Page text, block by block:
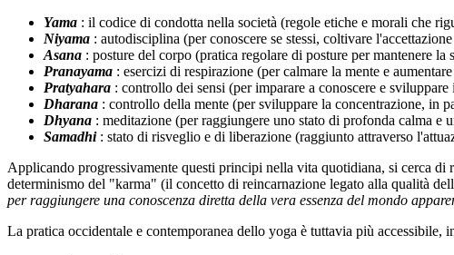
Yama : il codice di condotta nella società (regole etiche e morali che
Niyama : autodisciplina (per conoscere se stessi, coltivare
Asana : posture del corpo (pratica regolare di posture per mantenere la
Pranayama : esercizi di respirazione (per calmare la mente e
Pratyahara : controllo dei sensi (per imparare a conoscere e sviluppare
Dharana : controllo della mente (per sviluppare la concentrazione, in
Dhyana : meditazione (per raggiungere uno stato di profonda calma e
Samadhi : stato di risveglio e di liberazione (raggiunto attraverso
Applicando progressivamente questi principi nella vita quotidiana, si cerca di
determinismo del "karma" (il concetto di reincarnazione legato alla qualità
per raggiungere una conoscenza diretta della vera essenza del mondo
La pratica occidentale e contemporanea dello yoga è tuttavia più accessibile,